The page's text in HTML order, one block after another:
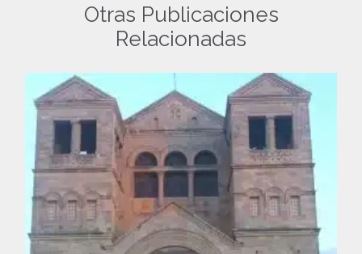
Otras Publicaciones
Relacionadas